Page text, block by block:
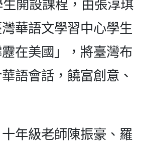
開設課程，由張淳琪
華語文學習中心學生
在美國」，將臺灣布
語會話，饒富創意、
年級老師陳振豪、羅